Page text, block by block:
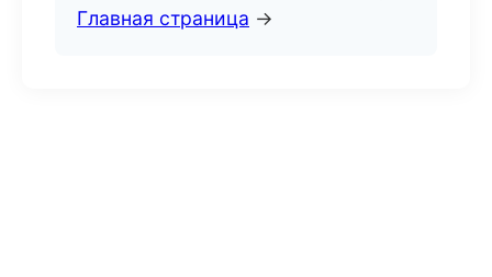
Главная страница →